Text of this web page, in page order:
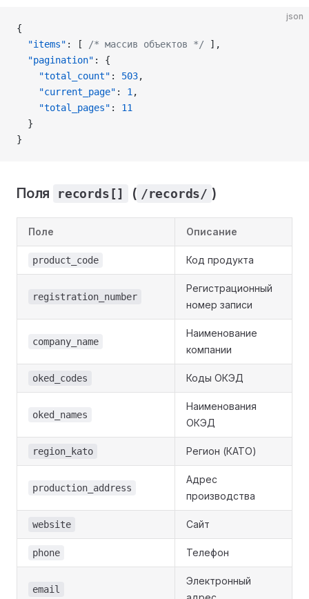
json
{
  "items"
: [ /* массив объектов */ ],
  "pagination"
: {
    "total_count"
: 503,
    "current_page"
: 1 ,
    "total_pages"
: 11
  }
}
Поля records[] ( /records/ )
Поле Описание
product_code Код продукта
registration_number
Регистрационный
номер записи
company_name
Наименование
компании
oked_codes Коды ОКЭД
oked_names
Наименования
ОКЭД
region_kato Регион (КАТО)
production_address
Адрес
производства
website Сайт
phone Телефон
email
Электронный